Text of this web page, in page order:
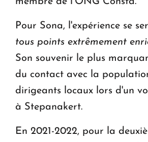
Pour Sona, l'expérience se
tous points extrêmement
Son souvenir le plus
du contact avec la
dirigeants locaux lors d'un
à Stepanakert.
En 2021-2022, pour la